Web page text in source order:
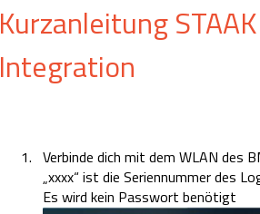
Kurzanleitung
Integration
Verbinde dich mit dem WLAN des
„xxxx“ ist die Seriennummer des
Es wird kein Passwort benötigt